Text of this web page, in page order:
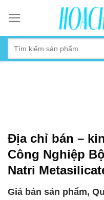
content
Địa chỉ bán –
Công Nghiệp
Natri
Giá bán sản phẩm,